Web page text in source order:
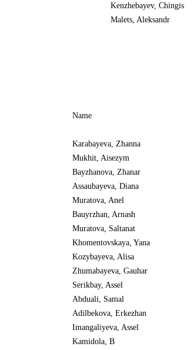
Kenzhebayev, Chingis
Malets, Aleksandr
Name
Karabayeva, Zhanna
Mukhit, Aisezym
Bayzhanova, Zhanar
Assaubayeva, Diana
Muratova, Anel
Bauyrzhan, Arnash
Muratova, Saltanat
Khomentovskaya, Yana
Kozybayeva, Alisa
Zhumabayeva, Gauhar
Serikbay, Assel
Abduali, Samal
Adilbekova, Erkezhan
Imangaliyeva, Assel
Kamidola, B